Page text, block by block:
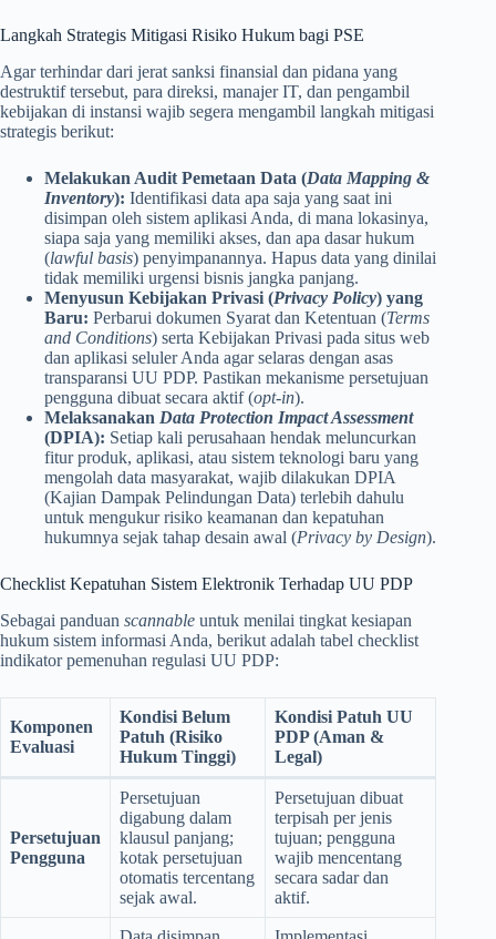
Langkah Strategis Mitigasi Risiko Hukum bagi PSE
Agar terhindar dari jerat sanksi finansial dan pidana yang
destruktif tersebut, para direksi, manajer IT, dan pengambil
kebijakan di instansi wajib segera mengambil langkah mitigasi
strategis berikut:
Melakukan Audit Pemetaan Data (Data Mapping &
Inventory): Identifikasi data apa saja yang saat ini
disimpan oleh sistem aplikasi Anda, di mana lokasinya,
siapa saja yang memiliki akses, dan apa dasar hukum
(lawful basis) penyimpanannya. Hapus data yang dinilai
tidak memiliki urgensi bisnis jangka panjang.
Menyusun Kebijakan Privasi (Privacy Policy) yang
Baru: Perbarui dokumen Syarat dan Ketentuan (Terms
and Conditions) serta Kebijakan Privasi pada situs web
dan aplikasi seluler Anda agar selaras dengan asas
transparansi UU PDP. Pastikan mekanisme persetujuan
pengguna dibuat secara aktif (opt-in).
Melaksanakan Data Protection Impact Assessment
(DPIA): Setiap kali perusahaan hendak meluncurkan
fitur produk, aplikasi, atau sistem teknologi baru yang
mengolah data masyarakat, wajib dilakukan DPIA
(Kajian Dampak Pelindungan Data) terlebih dahulu
untuk mengukur risiko keamanan dan kepatuhan
hukumnya sejak tahap desain awal (Privacy by Design).
Checklist Kepatuhan Sistem Elektronik Terhadap UU PDP
Sebagai panduan scannable untuk menilai tingkat kesiapan
hukum sistem informasi Anda, berikut adalah tabel checklist
indikator pemenuhan regulasi UU PDP:
Komponen
Evaluasi
Kondisi Belum
Patuh (Risiko
Hukum Tinggi)
Kondisi Patuh UU
PDP (Aman &
Legal)
Persetujuan
Pengguna
Persetujuan
digabung dalam
klausul panjang;
kotak persetujuan
otomatis tercentang
sejak awal.
Persetujuan dibuat
terpisah per jenis
tujuan; pengguna
wajib mencentang
secara sadar dan
aktif.